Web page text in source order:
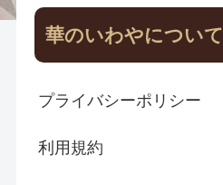
華のいわやについて
プライバシーポリシー
利用規約